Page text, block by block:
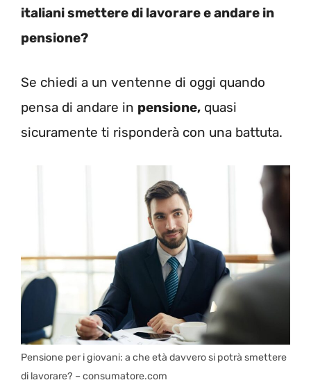
italiani smettere di lavorare e andare in
pensione?
Se chiedi a un ventenne di oggi quando
pensa di andare in pensione, quasi
sicuramente ti risponderà con una battuta.
Pensione per i giovani: a che età davvero si potrà smettere
di lavorare? – consumatore.com